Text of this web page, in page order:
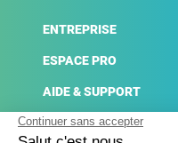
ENTREPRISE
ESPACE PRO
AIDE & SUPPORT
ACTUALITÉS